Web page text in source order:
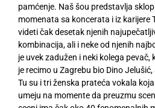
pamćenje. Naš šou predstavlja
momenata sa koncerata i iz karijere
videti čak desetak njenih
kombinacija, ali i neke od njenih
je uvek zadužen i neki kolega
je recimo u Zagrebu bio Dino
Tu su i tri ženska prateća vokala
umeju na momente da preuzmu